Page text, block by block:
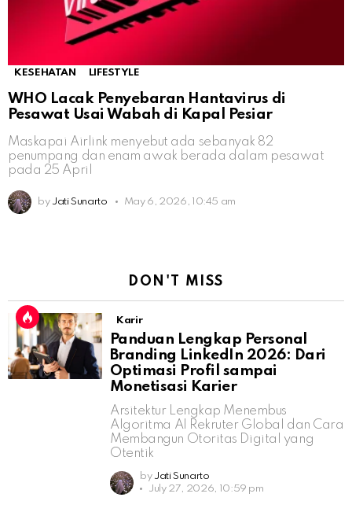
KESEHATAN LIFESTYLE
WHO Lacak Penyebaran Hantavirus di
Pesawat Usai Wabah di Kapal Pesiar
Maskapai Airlink menyebut ada sebanyak 82
penumpang dan enam awak berada dalam pesawat
pada 25 April
by Jati Sunarto May 6, 2026, 10:45 am
DON'T MISS
Karir
Panduan Lengkap Personal
Branding LinkedIn 2026: Dari
Optimasi Profil sampai
Monetisasi Karier
Arsitektur Lengkap Menembus
Algoritma AI Rekruter Global dan Cara
Membangun Otoritas Digital yang
Otentik
by Jati Sunarto
July 27, 2026, 10:59 pm